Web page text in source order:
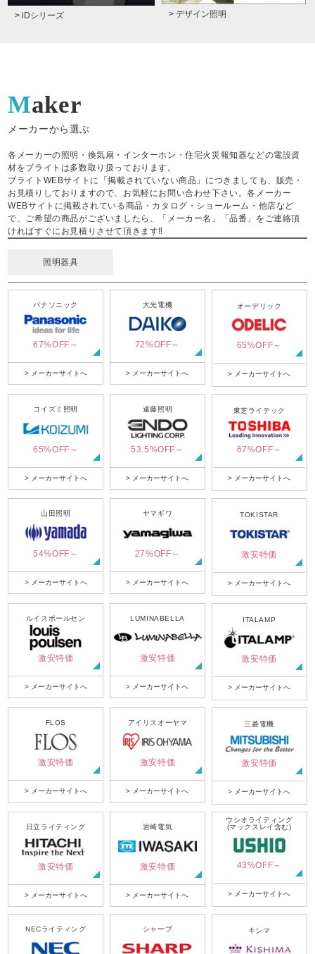
> iDシリーズ > デザイン照明
Maker
メーカーから選ぶ
各メーカーの照明・換気扇・インターホン・住宅火災報知器などの電設資
材をブライトは多数取り扱っております。
ブライトWEBサイトに「掲載されていない商品」につきましても、販売・
お見積りしておりますので、お気軽にお問い合わせ下さい。各メーカー
WEBサイトに掲載されている商品・カタログ・ショールーム・他店など
で、ご希望の商品がございましたら、「メーカー名」「品番」をご連絡頂
ければすぐにお見積りさせて頂きます‼
照明器具
パナソニック
67%OFF～
> メーカーサイトへ
大光電機
72%OFF～
> メーカーサイトへ
オーデリック
65%OFF～
> メーカーサイトへ
コイズミ照明
65%OFF～
> メーカーサイトへ
遠藤照明
53.5%OFF～
> メーカーサイトへ
東芝ライテック
67%OFF～
> メーカーサイトへ
山田照明
54%OFF～
> メーカーサイトへ
ヤマギワ
27%OFF～
> メーカーサイトへ
TOKISTAR
激安特価
> メーカーサイトへ
ルイスポールセン
激安特価
> メーカーサイトへ
LUMINABELLA
激安特価
> メーカーサイトへ
ITALAMP
激安特価
> メーカーサイトへ
FLOS
激安特価
> メーカーサイトへ
アイリスオーヤマ
激安特価
> メーカーサイトへ
三菱電機
激安特価
> メーカーサイトへ
日立ライティング
激安特価
> メーカーサイトへ
岩崎電気
激安特価
> メーカーサイトへ
ウシオライティング
(マックスレイ含む)
43%OFF～
> メーカーサイトへ
NECライティング シャープ キシマ